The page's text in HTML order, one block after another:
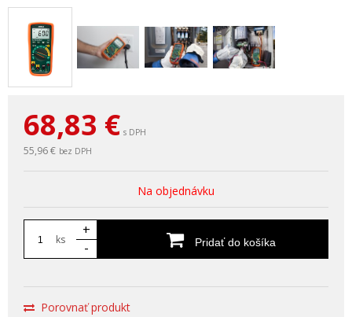
68,83 € s DPH
55,96 € bez DPH
Na objednávku
ks
+
-
Pridať do košíka
Porovnať produkt